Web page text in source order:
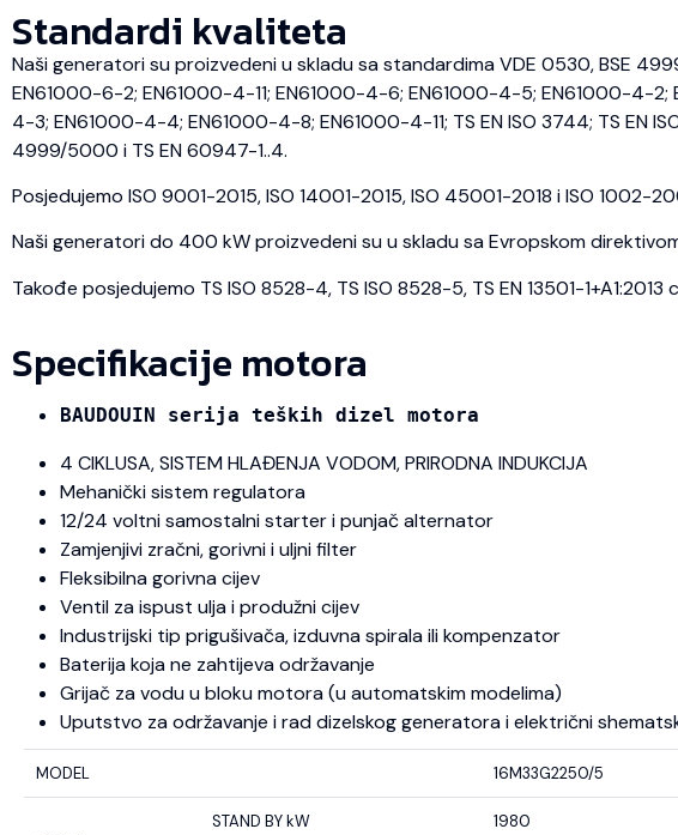
Standardi kvaliteta
Naši generatori su proizvedeni u skladu sa standardima VDE 0530, BSE
EN61000-6-2; EN61000-4-11; EN61000-4-6; EN61000-4-5; EN61000-4-2;
4-3; EN61000-4-4; EN61000-4-8; EN61000-4-11; TS EN ISO 3744; TS EN
4999/5000 i TS EN 60947-1..4.
Posjedujemo ISO 9001-2015, ISO 14001-2015, ISO 45001-2018 i ISO
Naši generatori do 400 kW proizvedeni su u skladu sa Evropskom
Takođe posjedujemo TS ISO 8528-4, TS ISO 8528-5, TS EN 13501-
Specifikacije motora
BAUDOUIN serija teških dizel motora
4 CIKLUSA, SISTEM HLAĐENJA VODOM, PRIRODNA INDUKCIJA
Mehanički sistem regulatora
12/24 voltni samostalni starter i punjač alternator
Zamjenjivi zračni, gorivni i uljni filter
Fleksibilna gorivna cijev
Ventil za ispust ulja i produžni cijev
Industrijski tip prigušivača, izduvna spirala ili kompenzator
Baterija koja ne zahtijeva održavanje
Grijač za vodu u bloku motora (u automatskim modelima)
Uputstvo za održavanje i rad dizelskog generatora i električni
MODEL 16M33G2250/5
STAND BY kW 1980